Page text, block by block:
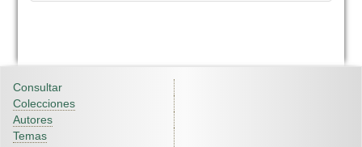
Consultar
Colecciones
Autores
Temas